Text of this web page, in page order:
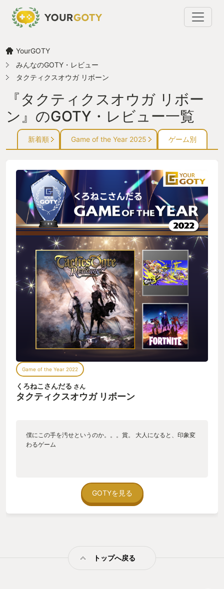
YourGOTY
みんなのGOTY・レビュー
タクティクスオウガ リボーン
『タクティクスオウガ リボー
ン』のGOTY・レビュー一覧
新着順 Game of the Year 2025 ゲーム別
Game of the Year 2022
くろねこさんだる さん
タクティクスオウガ リボーン
僕にこの手を汚せというのか。。。賞。 大人になると、印象変
わるゲーム
GOTYを見る
トップへ戻る